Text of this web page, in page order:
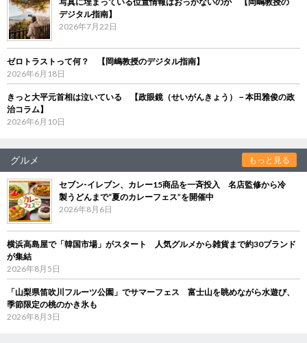
デジタル指南】
2026年7月22日
ゼロトラストって何？ 【岡嶋教授のデジタル指南】
2026年6月18日
きっと大平元首相は泣いている 【政眼鏡（せいがんきょう）－本田雅俊の政
治コラム】
2026年6月10日
グルメ もっと見る
セブン‐イレブン、カレー15商品を一斉投入 名店監修から冷
製うどんまで“夏のカレーフェス”を開催中
2026年8月6日
横浜高島屋で「韓国市場」がスタート 人気グルメから雑貨まで約30ブランド
が集結
2026年8月5日
「山梨県笛吹川フルーツ公園」でサマーフェス 富士山を眺めながら水遊び、
季節限定の桃のかき氷も
2026年8月3日